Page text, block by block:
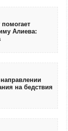
Алиева:
на бедствия